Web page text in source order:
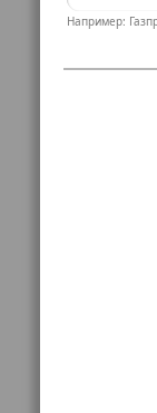
Например: